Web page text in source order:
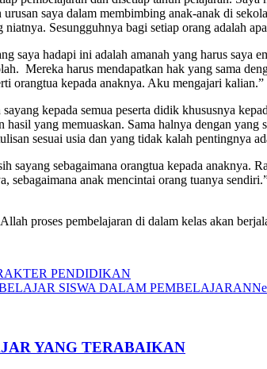
saya dalam membimbing anak-anak di
niatnya. Sesungguhnya bagi setiap orang adalah
saya hadapi ini adalah amanah yang harus saya
Mereka harus mendapatkan hak yang sama
orangtua kepada anaknya. Aku mengajari
kepada semua peserta didik khususnya
hasil yang memuaskan. Sama halnya dengan
sesuai usia dan yang tidak kalah pentingnya
sayang sebagaimana orangtua kepada
sebagaimana anak mencintai orang tuanya
proses pembelajaran di dalam kelas akan
PENDIDIKAN
SISWA DALAM PEMBELAJARAN
YANG TERABAIKAN